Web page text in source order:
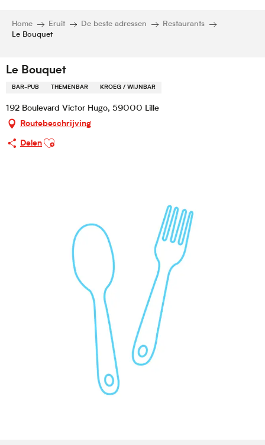
Home Eruit De beste adressen
Restaurants
Le Bouquet
Le Bouquet
BAR-PUB THEMENBAR KROEG / WIJNBAR
192 Boulevard Victor Hugo, 59000 Lille
Routebeschrijving
Delen
Ajouter aux favoris